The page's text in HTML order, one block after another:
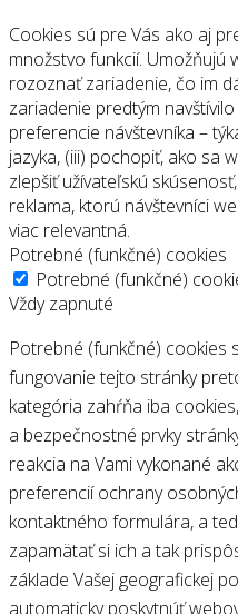
Cookies sú pre Vás ako aj
množstvo funkcií. Umožňujú
rozoznať zariadenie, čo im
zariadenie predtým
preferencie návštevníka –
jazyka, (iii) pochopiť, ako sa
zlepšiť užívateľskú
reklama, ktorú návštevníci
viac relevantná.
Potrebné (funkčné) cookies
Potrebné (funkčné)
Vždy zapnuté
Potrebné (funkčné) cookies
fungovanie tejto stránky
kategória zahŕňa iba
a bezpečnostné prvky
reakcia na Vami vykonané
preferencií ochrany
kontaktného formulára, a
zapamätať si ich a tak
základe Vašej geografickej
automaticky poskytnúť